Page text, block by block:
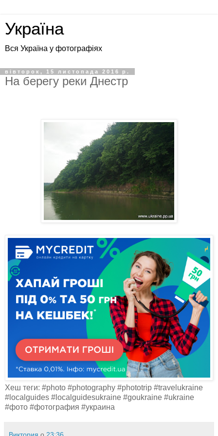
Україна
Вся Україна у фотографіях
вівторок, 15 листопада 2016 р.
На берегу реки Днестр
Хеш теги: #photo #photography #phototrip #travelukraine
#localguides #localguidesukraine #goukraine #ukraine
#фото #фотография #украина
Виктория о 23:36